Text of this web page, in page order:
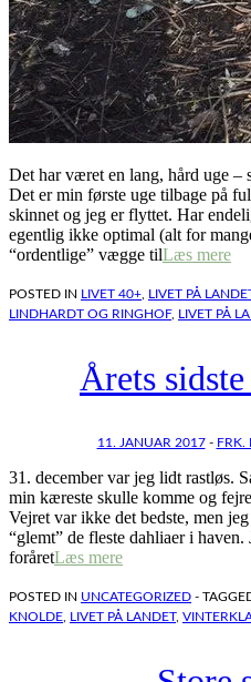
Det har været en lang, hård uge –
Det er min første uge tilbage på
skinnet og jeg er flyttet. Har
egentlig ikke optimal (alt for
“ordentlige” vægge tilLæs mere
POSTED IN LIVET 40+ LIVET PÅ
LINDHARDT OG RINGHOF, LIVET PÅ
Årets
11. JANUAR 2017- FRK.
31. december var jeg lidt rastløs.
min kæreste skulle komme og
Vejret var ikke det bedste, men
“glemt” de fleste dahliaer i
foråretLæs mere
POSTED IN UNCATEGORIZED -
KNOLDE
LIVET PÅ LANDET,